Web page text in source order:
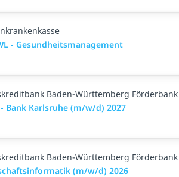
- Gesundheitsmanagement
Baden-Württemberg Förderbank
Bank Karlsruhe (m/w/d) 2027
Baden-Württemberg Förderbank
(m/w/d) 2026